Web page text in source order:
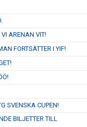
ARENAN VIT!
FORTSÄTTER I YIF!
SVENSKA CUPEN!
BILJETTER TILL